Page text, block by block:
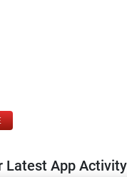
Latest App Activity